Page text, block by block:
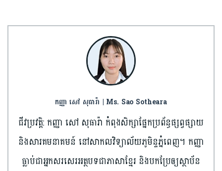
កញ្ញា សៅ សុធារ៉ា | Ms. Sao Sotheara
ជីវប្រវត្តិ: កញ្ញា សៅ សុធារ៉ា កំពុងសិក្សាផ្នែកប្រព័ន្ធផ្សព្វផ្សាយ
និងសារគមនាគមន៍ នៅសាកលវិទ្យាល័យភូមិន្ទភ្នំពេញ។ កញ្ញា
ធ្លាប់ជាអ្នកសរសេរអត្ថបទជាភាសាខ្មែរ និងបកប្រែឲ្យស្ថាប័ន